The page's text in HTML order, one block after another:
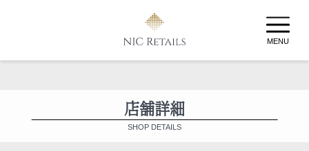
MENU
店舗詳細
SHOP DETAILS